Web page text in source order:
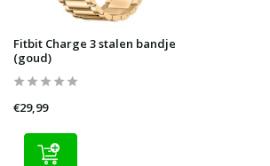
Fitbit Charge 3 stalen bandje
(goud)
€29,99